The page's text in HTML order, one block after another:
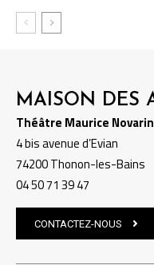
MAISON DES
Théâtre Maurice
4 bis avenue d’Evian
74200 Thonon-les-Bains
04 50 71 39 47
CONTACTEZ-NOUS